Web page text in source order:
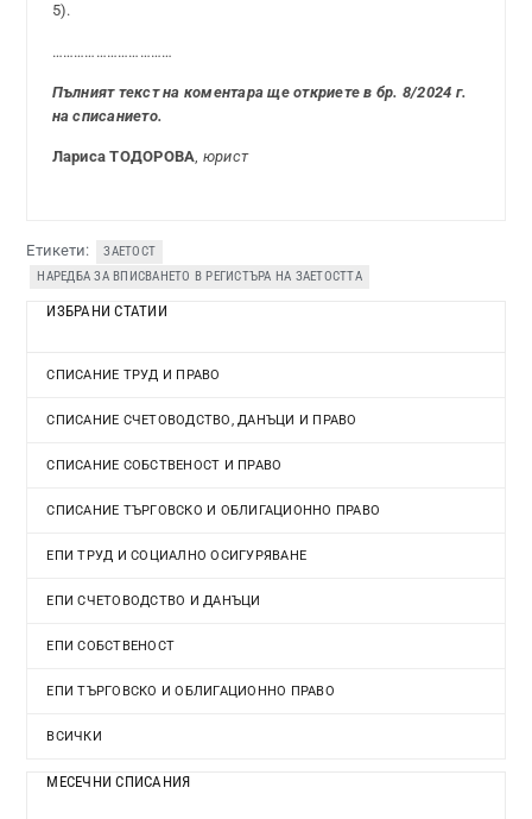
5).
……………………………
Пълният текст на коментара ще откриете в бр. 8/2024 г.
на списанието.
Лариса ТОДОРОВА, юрист
Етикети:
ЗАЕТОСТ
НАРЕДБА ЗА ВПИСВАНЕТО В РЕГИСТЪРА НА ЗАЕТОСТТА
ИЗБРАНИ СТАТИИ
СПИСАНИЕ ТРУД И ПРАВО
СПИСАНИЕ СЧЕТОВОДСТВО, ДАНЪЦИ И ПРАВО
СПИСАНИЕ СОБСТВЕНОСТ И ПРАВО
СПИСАНИЕ ТЪРГОВСКО И ОБЛИГАЦИОННО ПРАВО
ЕПИ ТРУД И СОЦИАЛНО ОСИГУРЯВАНЕ
ЕПИ СЧЕТОВОДСТВО И ДАНЪЦИ
ЕПИ СОБСТВЕНОСТ
ЕПИ ТЪРГОВСКО И ОБЛИГАЦИОННО ПРАВО
ВСИЧКИ
МЕСЕЧНИ СПИСАНИЯ